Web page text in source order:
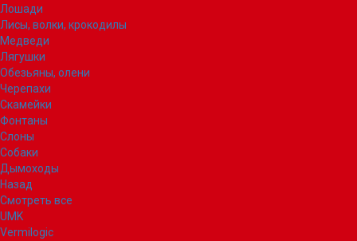
Лошади
Лисы, волки, крокодилы
Медведи
Лягушки
Обезьяны, олени
Черепахи
Скамейки
Фонтаны
Слоны
Собаки
Дымоходы
Назад
Смотреть все
UMK
Vermilogic